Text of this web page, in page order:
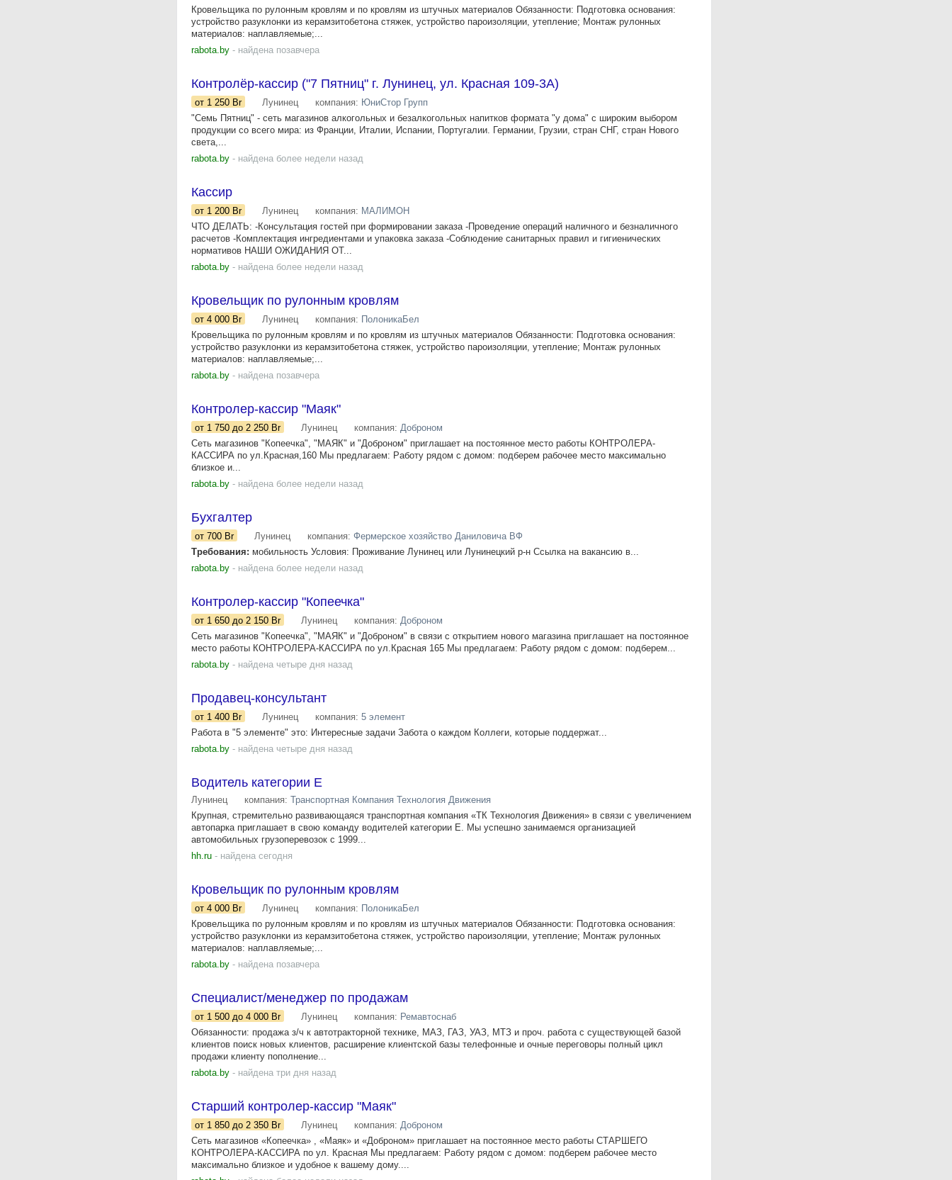
Кровельщика по рулонным кровлям и по кровлям из штучных материалов Обязанности: Подготовка основания:
устройство разуклонки из керамзитобетона стяжек, устройство пароизоляции, утепление; Монтаж рулонных
материалов: наплавляемые;...
rabota.by - найдена позавчера
Контролёр-кассир ("7 Пятниц" г. Лунинец, ул. Красная 109-3А)
от 1 250 Br Лунинец компания: ЮниСтор Групп
"Семь Пятниц" - сеть магазинов алкогольных и безалкогольных напитков формата "у дома" с широким выбором
продукции со всего мира: из Франции, Италии, Испании, Португалии. Германии, Грузии, стран СНГ, стран Нового
света,...
rabota.by - найдена более недели назад
Кассир
от 1 200 Br Лунинец компания: МАЛИМОН
ЧТО ДЕЛАТЬ: -Консультация гостей при формировании заказа -Проведение операций наличного и безналичного
расчетов -Комплектация ингредиентами и упаковка заказа -Соблюдение санитарных правил и гигиенических
нормативов НАШИ ОЖИДАНИЯ ОТ...
rabota.by - найдена более недели назад
Кровельщик по рулонным кровлям
от 4 000 Br Лунинец компания: ПолоникаБел
Кровельщика по рулонным кровлям и по кровлям из штучных материалов Обязанности: Подготовка основания:
устройство разуклонки из керамзитобетона стяжек, устройство пароизоляции, утепление; Монтаж рулонных
материалов: наплавляемые;...
rabota.by - найдена позавчера
Контролер-кассир "Маяк"
от 1 750 до 2 250 Br Лунинец компания: Доброном
Сеть магазинов "Копеечка", "МАЯК" и "Доброном" приглашает на постоянное место работы КОНТРОЛЕРА-
КАССИРА по ул.Красная,160 Мы предлагаем: Работу рядом с домом: подберем рабочее место максимально
близкое и...
rabota.by - найдена более недели назад
Бухгалтер
от 700 Br Лунинец компания: Фермерское хозяйство Даниловича ВФ
Требования: мобильность Условия: Проживание Лунинец или Лунинецкий р-н Ссылка на вакансию в...
rabota.by - найдена более недели назад
Контролер-кассир "Копеечка"
от 1 650 до 2 150 Br Лунинец компания: Доброном
Сеть магазинов "Копеечка", "МАЯК" и "Доброном" в связи с открытием нового магазина приглашает на постоянное
место работы КОНТРОЛЕРА-КАССИРА по ул.Красная 165 Мы предлагаем: Работу рядом с домом: подберем...
rabota.by - найдена четыре дня назад
Продавец-консультант
от 1 400 Br Лунинец компания: 5 элемент
Работа в "5 элементе" это: Интересные задачи Забота о каждом Коллеги, которые поддержат...
rabota.by - найдена четыре дня назад
Водитель категории Е
Лунинец компания: Транспортная Компания Технология Движения
Крупная, стремительно развивающаяся транспортная компания «ТК Технология Движения» в связи с увеличением
автопарка приглашает в свою команду водителей категории Е. Мы успешно занимаемся организацией
автомобильных грузоперевозок с 1999...
hh.ru - найдена сегодня
Кровельщик по рулонным кровлям
от 4 000 Br Лунинец компания: ПолоникаБел
Кровельщика по рулонным кровлям и по кровлям из штучных материалов Обязанности: Подготовка основания:
устройство разуклонки из керамзитобетона стяжек, устройство пароизоляции, утепление; Монтаж рулонных
материалов: наплавляемые;...
rabota.by - найдена позавчера
Специалист/менеджер по продажам
от 1 500 до 4 000 Br Лунинец компания: Ремавтоснаб
Обязанности: продажа з/ч к автотракторной технике, МАЗ, ГАЗ, УАЗ, МТЗ и проч. работа с существующей базой
клиентов поиск новых клиентов, расширение клиентской базы телефонные и очные переговоры полный цикл
продажи клиенту пополнение...
rabota.by - найдена три дня назад
Старший контролер-кассир "Маяк"
от 1 850 до 2 350 Br Лунинец компания: Доброном
Сеть магазинов «Копеечка» , «Маяк» и «Доброном» приглашает на постоянное место работы СТАРШЕГО
КОНТРОЛЕРА-КАССИРА по ул. Красная Мы предлагаем: Работу рядом с домом: подберем рабочее место
максимально близкое и удобное к вашему дому....